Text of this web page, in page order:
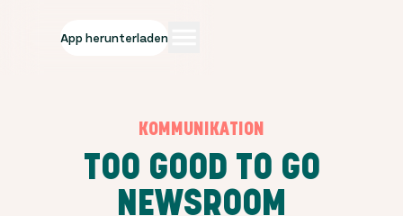
App herunterladen
KOMMUNIKATION
TOO GOOD TO GO
NEWSROOM